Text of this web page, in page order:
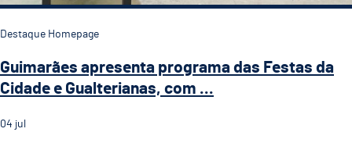
Destaque Homepage
Guimarães apresenta programa das Festas da
Cidade e Gualterianas, com ...
04 jul